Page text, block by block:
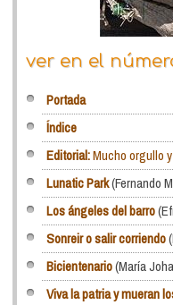
ver en el
Portada
Índice
Editorial:Mucho orgullo
Lunatic Park(Fernando
Los ángeles del barro
Sonreir o salir corriendo
Bicientenario(María
Viva la patria y mueran